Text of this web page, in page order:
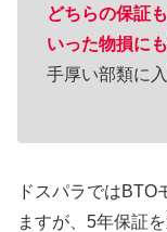
どちらの保証
いった物損に
手厚い部類に入
ドスパラではBTO
ますが、5年保証